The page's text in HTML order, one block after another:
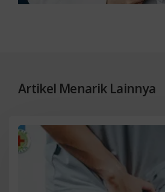
Artikel Menarik Lainnya